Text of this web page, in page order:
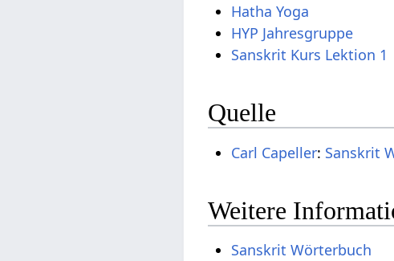
Hatha Yoga
HYP Jahresgruppe
Sanskrit Kurs Lektion 1
Quelle
Carl Capeller: Sanskrit
Weitere
Sanskrit Wörterbuch